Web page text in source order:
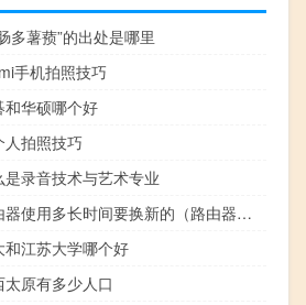
多薯蓣”的出处是哪里
手机拍照技巧
和华硕哪个好
人拍照技巧
是录音技术与艺术专业
路由器使用多长时间要换新的（路由器使用）
和江苏大学哪个好
太原有多少人口